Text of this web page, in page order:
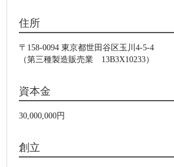
住所
〒158-0094 東京都世田谷区玉川4-5-4
（第三種製造販売業 13B3X10233）
資本金
30,000,000円
創立